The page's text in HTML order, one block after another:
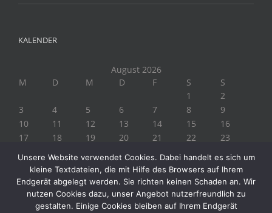
KALENDER
August 2026
M
D M D F S
S
1
2
3
4 5 6 7 8
9
10
11 12 13 14 15
16
17
18 19 20 21 22
23
« Juli
Unsere Website verwendet Cookies. Dabei handelt es sich um
kleine Textdateien, die mit Hilfe des Browsers auf Ihrem
Endgerät abgelegt werden. Sie richten keinen Schaden an. Wir
nutzen Cookies dazu, unser Angebot nutzerfreundlich zu
gestalten. Einige Cookies bleiben auf Ihrem Endgerät